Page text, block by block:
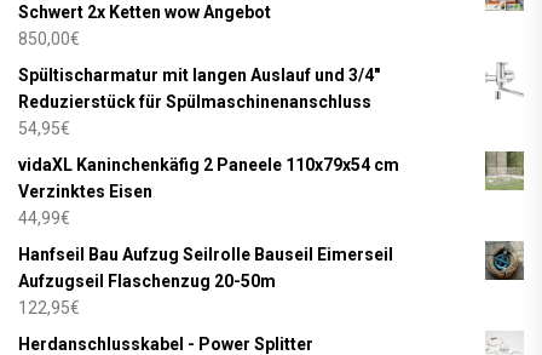
Schwert 2x Ketten wow Angebot
850,00€
Spültischarmatur mit langen Auslauf und 3/4"
Reduzierstück für Spülmaschinenanschluss
54,95€
vidaXL Kaninchenkäfig 2 Paneele 110x79x54 cm
Verzinktes Eisen
44,99€
Hanfseil Bau Aufzug Seilrolle Bauseil Eimerseil
Aufzugseil Flaschenzug 20-50m
122,95€
Herdanschlusskabel - Power Splitter